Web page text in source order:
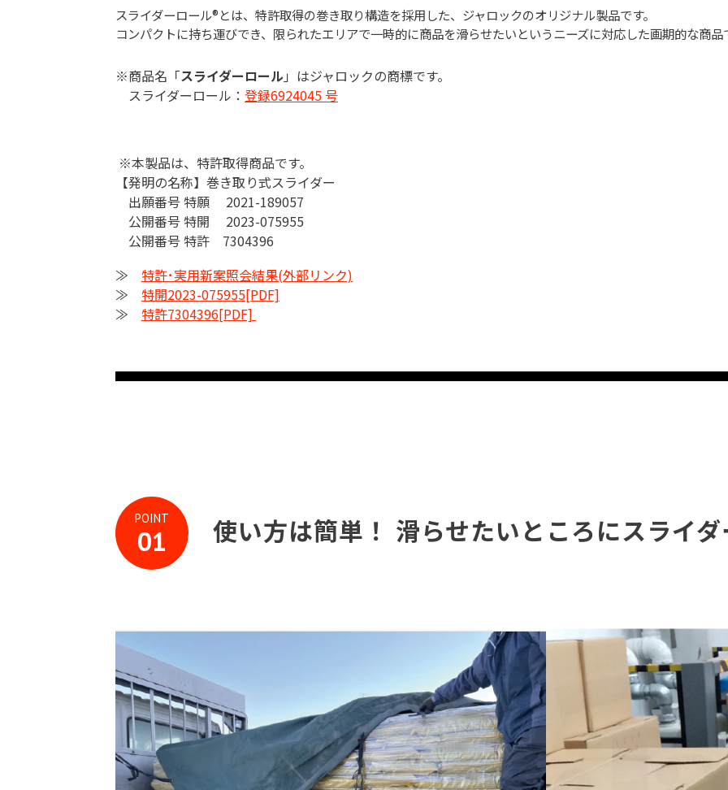
スライダーロール®とは、特許取得の巻き取り構造を採用した、ジャロックのオリジナル製品です。
コンパクトに持ち運びでき、限られたエリアで一時的に商品を滑らせたいというニーズに対応した画期的な商品
※商品名「スライダーロール 」はジャロックの商標です。
スライダーロール： 登録6924045 号
※本製品は、特許取得商品です。
【発明の名称】巻き取り式スライダー
出願番号 特願 2021-189057
公開番号 特開 2023-075955
公開番号 特許 7304396
≫ 特許･実用新案照会結果(外部リンク)
≫ 特開2023-075955[PDF]
≫ 特許7304396[PDF]
POINT 使い方は簡単！ 滑らせたいところにスライ